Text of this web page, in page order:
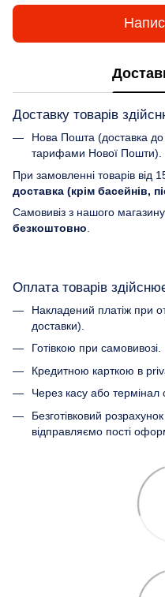
Доставку товарів
Нова Пошта (доставка до
тарифами Нової Пошти).
При замовленні товарів від
доставка (крім басейнів,
Самовивіз з нашого
безкоштовно
Оплата товарів
Накладений платіж при
доставки).
Готівкою при самовивозі.
Кредитною карткою в
Через касу або термінал
Безготівковий
відправляємо пості